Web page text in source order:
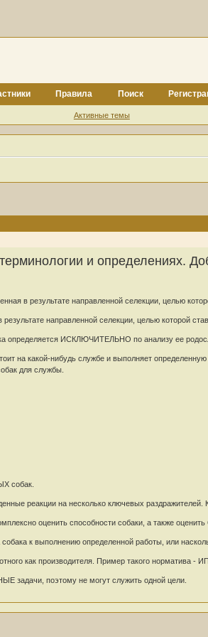
Правила Поиск
Активные темы
и определениях.
в результате направленной селекции, целью
направленной селекции, целью которой
определяется ИСКЛЮЧИТЕЛЬНО по анализу ее
на какой-нибудь службе и выполняет
для службы.
собак.
реакции на несколько ключевых
оценить способности собаки, а также
к выполнению определенной работы, или
как производителя. Пример такого норматива -
задачи, поэтому не могут служить одной цели.